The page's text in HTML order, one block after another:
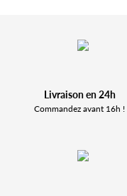
Livraison en 24h
Commandez avant 16h !